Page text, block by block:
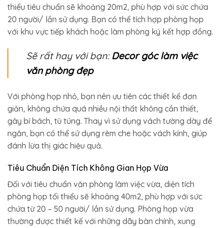
thiểu tiêu chuẩn sẽ khoảng 20m2, phù hợp với sức chứa
20 người/ lần sử dụng. Bạn có thể tích hợp phòng họp
với khu vực tiếp khách hoặc làm phòng ký kết hợp đồng.
Sẽ rất hay với bạn: Decor góc làm việc
văn phòng đẹp
Với phòng họp nhỏ, bạn nên ưu tiên các thiết kế đơn
giản, không chứa quá nhiều nội thất không cần thiết,
gây bí bách, tù túng. Thay vì sử dụng vách tường dày để
ngăn, bạn có thể sử dụng rèm che hoặc vách kính, giúp
đánh lừa thị giác hiệu quả.
Tiêu Chuẩn Diện Tích Không Gian Họp Vừa
Đối với tiêu chuẩn văn phòng làm việc vừa, diện tích
phòng họp tối thiểu sẽ khoảng 40m2, phù hợp với sức
chứa từ 20 – 50 người/ lần sử dụng. Phòng họp vừa
thường được thiết kế với những dãy bàn chính, xung